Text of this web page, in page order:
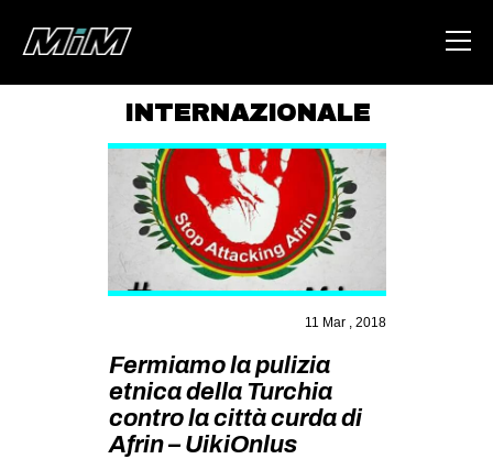
ABOUT
AREA
DEGENERAZIONE
MSM
STUDENTI TSUNAMI
INTERNAZIONALE
11 Mar , 2018
Fermiamo la pulizia
etnica della Turchia
contro la città curda di
Afrin – UikiOnlus